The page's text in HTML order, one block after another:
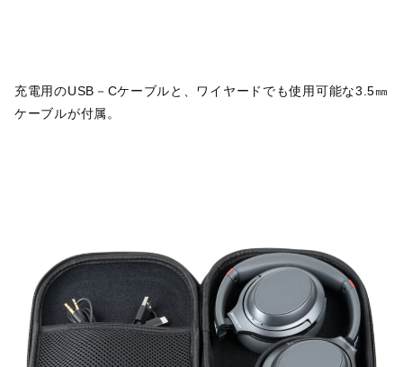
充電用のUSB－Cケーブルと、ワイヤードでも使用可能な3.5㎜
ケーブルが付属。